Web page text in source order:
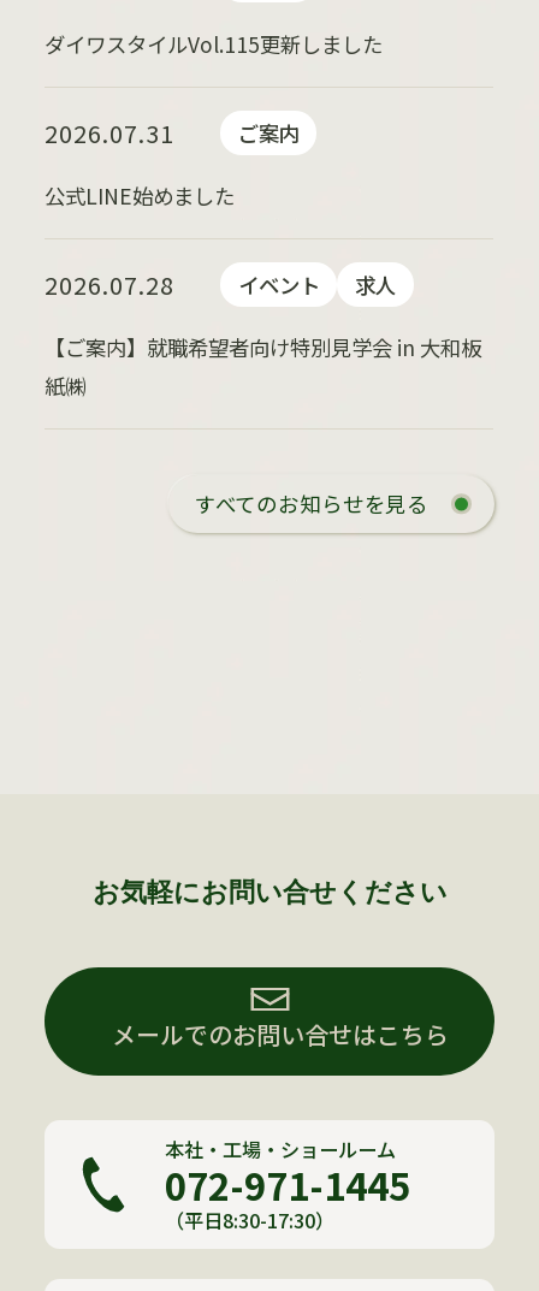
ダイワスタイルVol.115更新しました
2026.07.31 ご案内
公式LINE始めました
2026.07.28 イベント 求人
【ご案内】就職希望者向け特別見学会 in 大和板
紙㈱
すべてのお知らせを見る
お気軽にお問い合せください
メールでのお問い合せはこちら
本社・工場・ショールーム
072-971-1445
（平日8:30-17:30）